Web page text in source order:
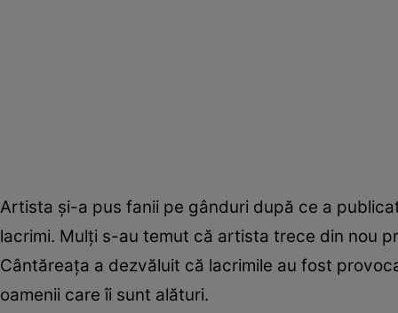
Artista și-a pus fanii pe gânduri după ce a
lacrimi. Mulți s-au temut că artista trece din nou
Cântăreața a dezvăluit că lacrimile au fost
oamenii care îi sunt alături.